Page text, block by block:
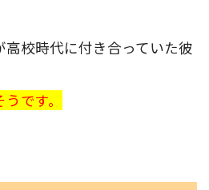
校時代に付き合っていた彼
です。